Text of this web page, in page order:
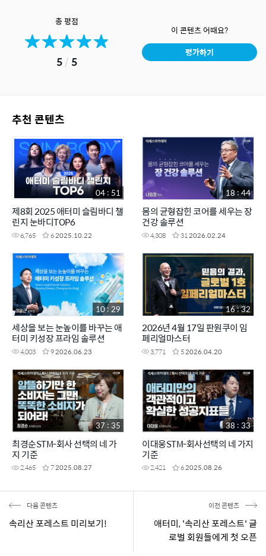
총 평점
5/ 5
이 콘텐츠 어때요?
평가하기
추천 콘텐츠
제8회 2025 애터미 슬림바디 챌
린지 눈바디TOP6
6,765 62025.10.22
04 : 51
몸의 균형잡힌 코어를 세우는 장
건강 솔루션
4,308 312026.02.24
18 : 44
세상을 보는 눈높이를 바꾸는 애
터미 키성장 프라임 솔루션
4,003 92026.06.23
10 : 29
2026년 4월 17일 판원쿠이 임
페리얼마스터
3,771 52026.04.20
16 : 32
최경순STM-회사 선택의 네 가
지 기준
2,465 72025.08.27
37 : 35
이대웅STM-회사선택의 네 가지
기준
2,421 62025.08.26
38 : 33
다음 콘텐츠
속리산 포레스트 미리보기!
이전 콘텐츠
애터미, '속리산 포레스트' 글
로벌 회원들에게 첫 오픈